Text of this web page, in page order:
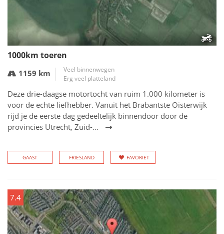
1000km toeren
1159 km
Veel binnenwegen
Erg veel platteland
Deze drie-daagse motortocht van ruim 1.000 kilometer is
voor de echte liefhebber. Vanuit het Brabantste Oisterwijk
rijd je de eerste dag gedeeltelijk binnendoor door de
provincies Utrecht, Zuid-...
GAAST FRIESLAND FAVORIET
7.4